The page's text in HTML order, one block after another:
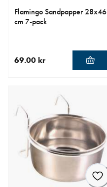
Flamingo Sandpapper 28x46
cm 7-pack
69.00 kr